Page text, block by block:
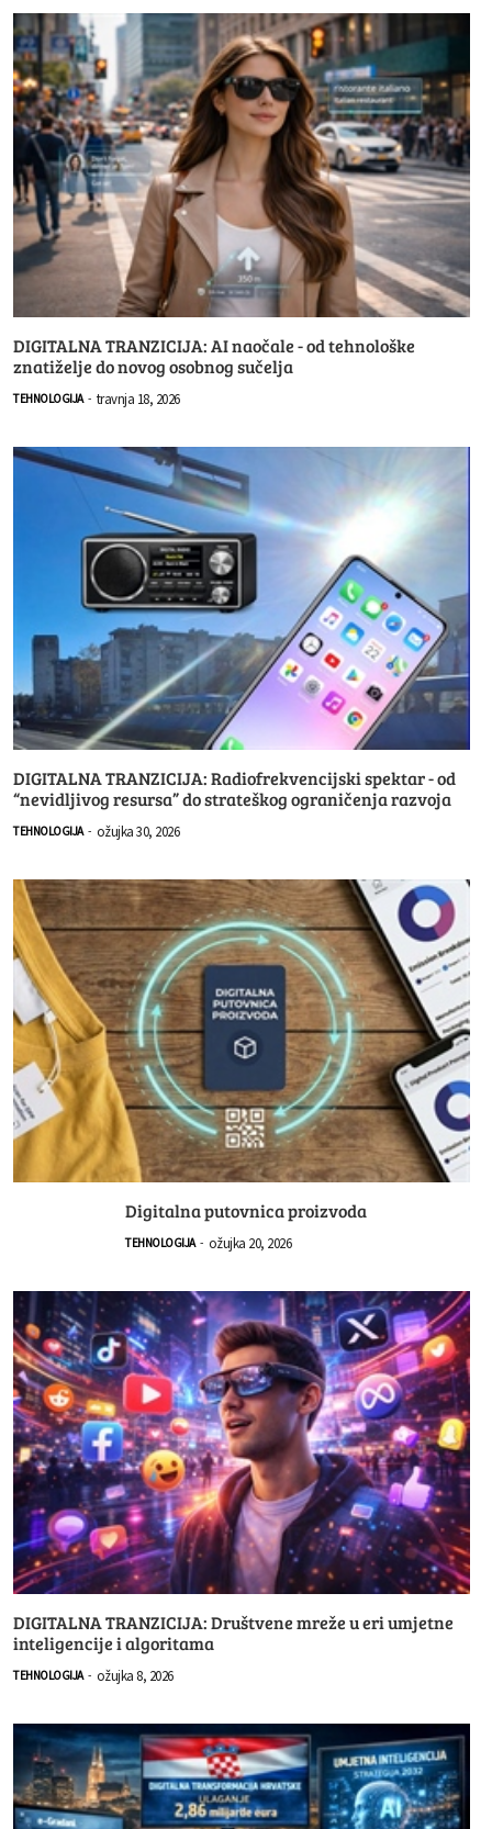
DIGITALNA TRANZICIJA: AI naočale - od tehnološke
znatiželje do novog osobnog sučelja
TEHNOLOGIJA - travnja 18, 2026
DIGITALNA TRANZICIJA: Radiofrekvencijski spektar - od
“nevidljivog resursa” do strateškog ograničenja razvoja
TEHNOLOGIJA - ožujka 30, 2026
Digitalna putovnica proizvoda
TEHNOLOGIJA - ožujka 20, 2026
DIGITALNA TRANZICIJA: Društvene mreže u eri umjetne
inteligencije i algoritama
TEHNOLOGIJA - ožujka 8, 2026